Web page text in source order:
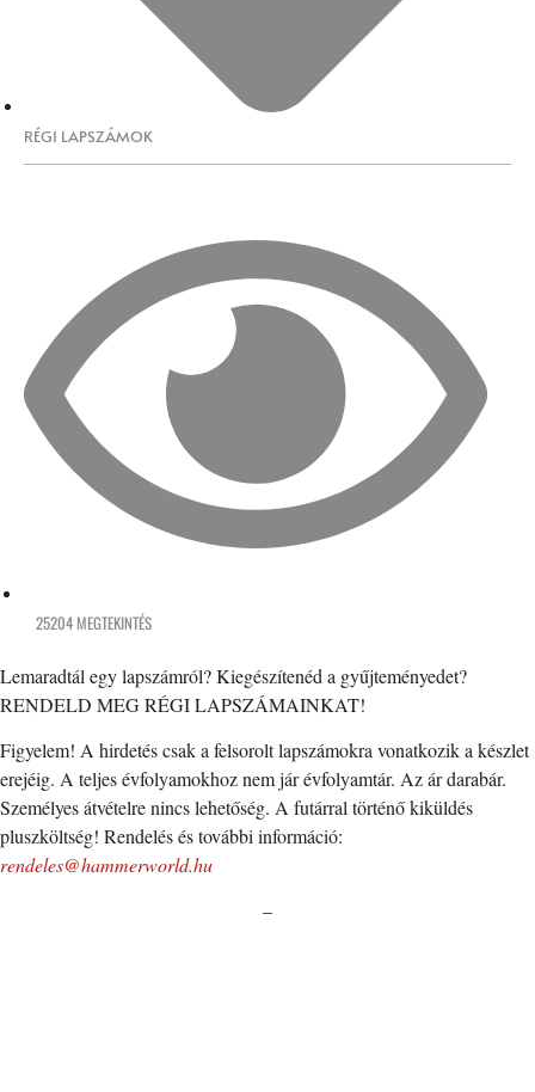
RÉGI LAPSZÁMOK
25204 MEGTEKINTÉS
Lemaradtál egy lapszámról? Kiegészítenéd a gyűjteményedet?
RENDELD MEG RÉGI LAPSZÁMAINKAT!
Figyelem! A hirdetés csak a felsorolt lapszámokra vonatkozik a készlet
erejéig. A teljes évfolyamokhoz nem jár évfolyamtár. Az ár darabár.
Személyes átvételre nincs lehetőség. A futárral történő kiküldés
pluszköltség! Rendelés és további információ:
rendeles@hammerworld.hu
–